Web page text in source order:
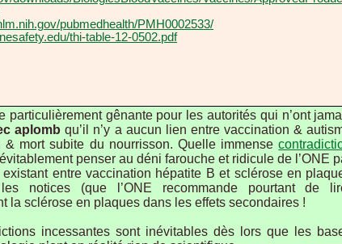
pubmedhealth/PMH0002533/
thi-table-12-0502.pdf
particulièrement gênante pour les autorités qui n’ont
aplomb qu’il n’y a aucun lien entre vaccination &
& mort subite du nourrisson. Quelle immense
penser au déni farouche et ridicule de l’ONE
entre vaccination hépatite B et sclérose en
notices (que l’ONE recommande pourtant de
la sclérose en plaques dans les effets secondaires !
incessantes sont inévitables dès lors que les